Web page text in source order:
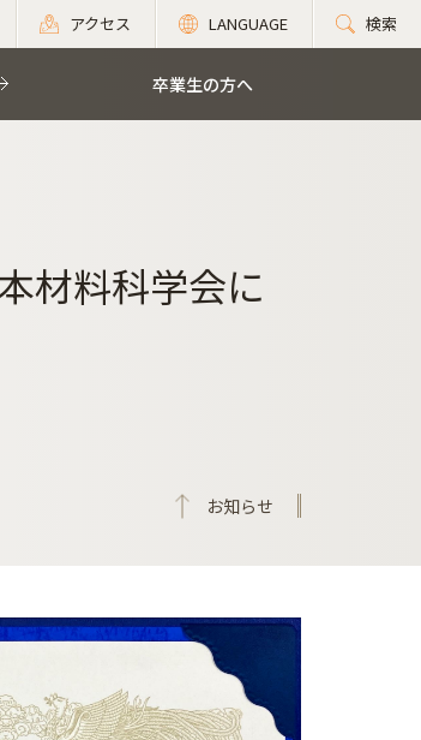
アクセス LANGUAGE 検索
卒業生の方へ
材料科学会に
お知らせ